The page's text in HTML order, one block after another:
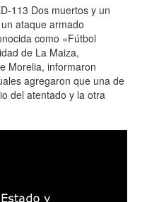
113 Dos muertos y un
ataque armado
como «Fútbol
de La Maiza,
Morelia, informaron
agregaron que una de
del atentado y la otra